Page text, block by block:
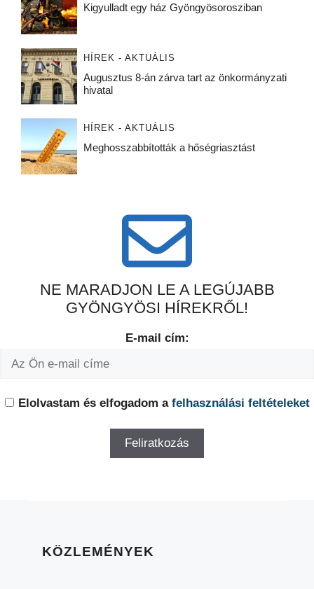
Kigyulladt egy ház Gyöngyösorosziban
HÍREK - AKTUÁLIS
Augusztus 8-án zárva tart az önkormányzati
hivatal
HÍREK - AKTUÁLIS
Meghosszabbították a hőségriasztást
NE MARADJON LE A LEGÚJABB
GYÖNGYÖSI HÍREKRŐL!
E-mail cím:
Elolvastam és elfogadom a felhasználási feltételeket
KÖZLEMÉNYEK